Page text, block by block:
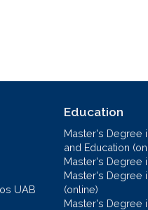
UAB
Education
Master's Degree
and Education
Master's Degree
Master's Degree
(online)
Master's Degree